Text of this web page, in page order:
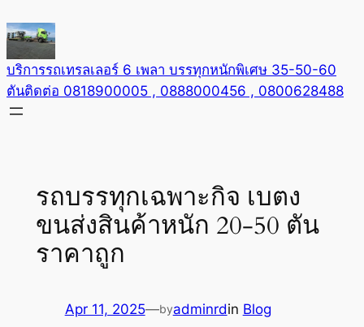
to
content
บริการรถเทรลเลอร์ 6 เพลา บรรทุกหนักพิเศษ 35-50-60
ตันติดต่อ 0818900005 , 0888000456 , 0800628488
รถบรรทุกเฉพาะกิจ เบตง
ขนส่งสินค้าหนัก 20-50 ตัน
ราคาถูก
Apr 11, 2025—byadminrdin Blog